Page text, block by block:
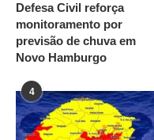
Defesa Civil reforça
monitoramento por
previsão de chuva em
Novo Hamburgo
4